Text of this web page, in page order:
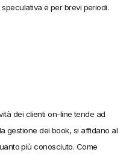
e per brevi periodi.
dei clienti on-line tende ad
gestione dei book, si affidano al
più conosciuto. Come